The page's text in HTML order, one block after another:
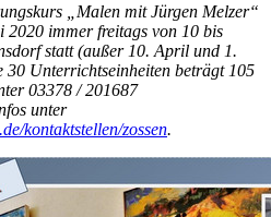
„Malen mit Jürgen Melzer“
immer freitags von 10 bis
statt (außer 10. April und 1.
Unterrichtseinheiten beträgt 105
03378 / 201687
unter
kontaktstellen/zossen.